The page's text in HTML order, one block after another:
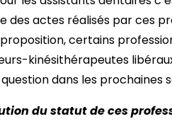
actes réalisés par ces
certains
kinésithérapeutes
dans les prochaines
du statut de ces